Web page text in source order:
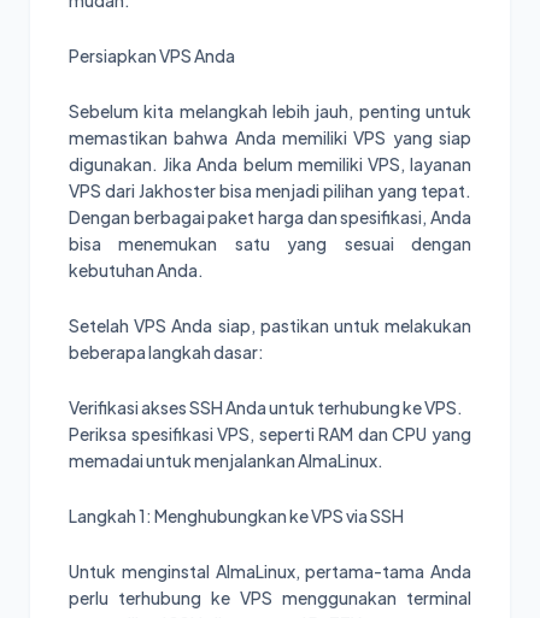
Persiapkan VPS Anda
Sebelum kita melangkah lebih jauh, penting untuk
memastikan bahwa Anda memiliki VPS yang siap
digunakan. Jika Anda belum memiliki VPS, layanan
VPS dari Jakhoster bisa menjadi pilihan yang tepat.
Dengan berbagai paket harga dan spesifikasi, Anda
bisa menemukan satu yang sesuai dengan
kebutuhan Anda.
Setelah VPS Anda siap, pastikan untuk melakukan
beberapa langkah dasar:
Verifikasi akses SSH Anda untuk terhubung ke VPS.
Periksa spesifikasi VPS, seperti RAM dan CPU yang
memadai untuk menjalankan AlmaLinux.
Langkah 1: Menghubungkan ke VPS via SSH
Untuk menginstal AlmaLinux, pertama-tama Anda
perlu terhubung ke VPS menggunakan terminal